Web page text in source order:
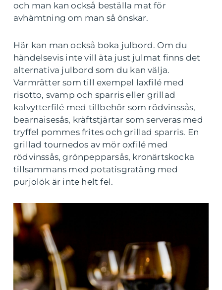
och man kan också beställa mat för
avhämtning om man så önskar.
Här kan man också boka julbord. Om du
händelsevis inte vill äta just julmat finns det
alternativa julbord som du kan välja.
Varmrätter som till exempel laxfilé med
risotto, svamp och sparris eller grillad
kalvytterfilé med tillbehör som rödvinssås,
bearnaisesås, kräftstjärtar som serveras med
tryffel pommes frites och grillad sparris. En
grillad tournedos av mör oxfilé med
rödvinssås, grönpepparsås, kronärtskocka
tillsammans med potatisgratäng med
purjolök är inte helt fel.